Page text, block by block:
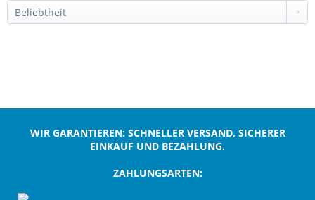
WIR GARANTIEREN: SCHNELLER VERSAND, SICHERER
EINKAUF UND BEZAHLUNG.
ZAHLUNGSARTEN: